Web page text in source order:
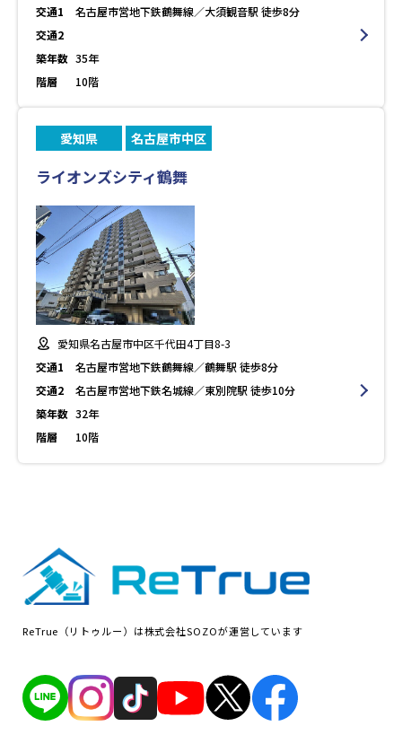
交通1
名古屋市営地下鉄鶴舞線／大須観音駅 徒歩8分
交通2
築年数 35年
階層
10階
愛知県 名古屋市中区
ライオンズシティ鶴舞
愛知県名古屋市中区千代田4丁目8-3
交通1
名古屋市営地下鉄鶴舞線／鶴舞駅 徒歩8分
交通2
名古屋市営地下鉄名城線／東別院駅 徒歩10分
築年数 32年
階層
10階
ReTrue（リトゥルー）は株式会社SOZOが運営しています